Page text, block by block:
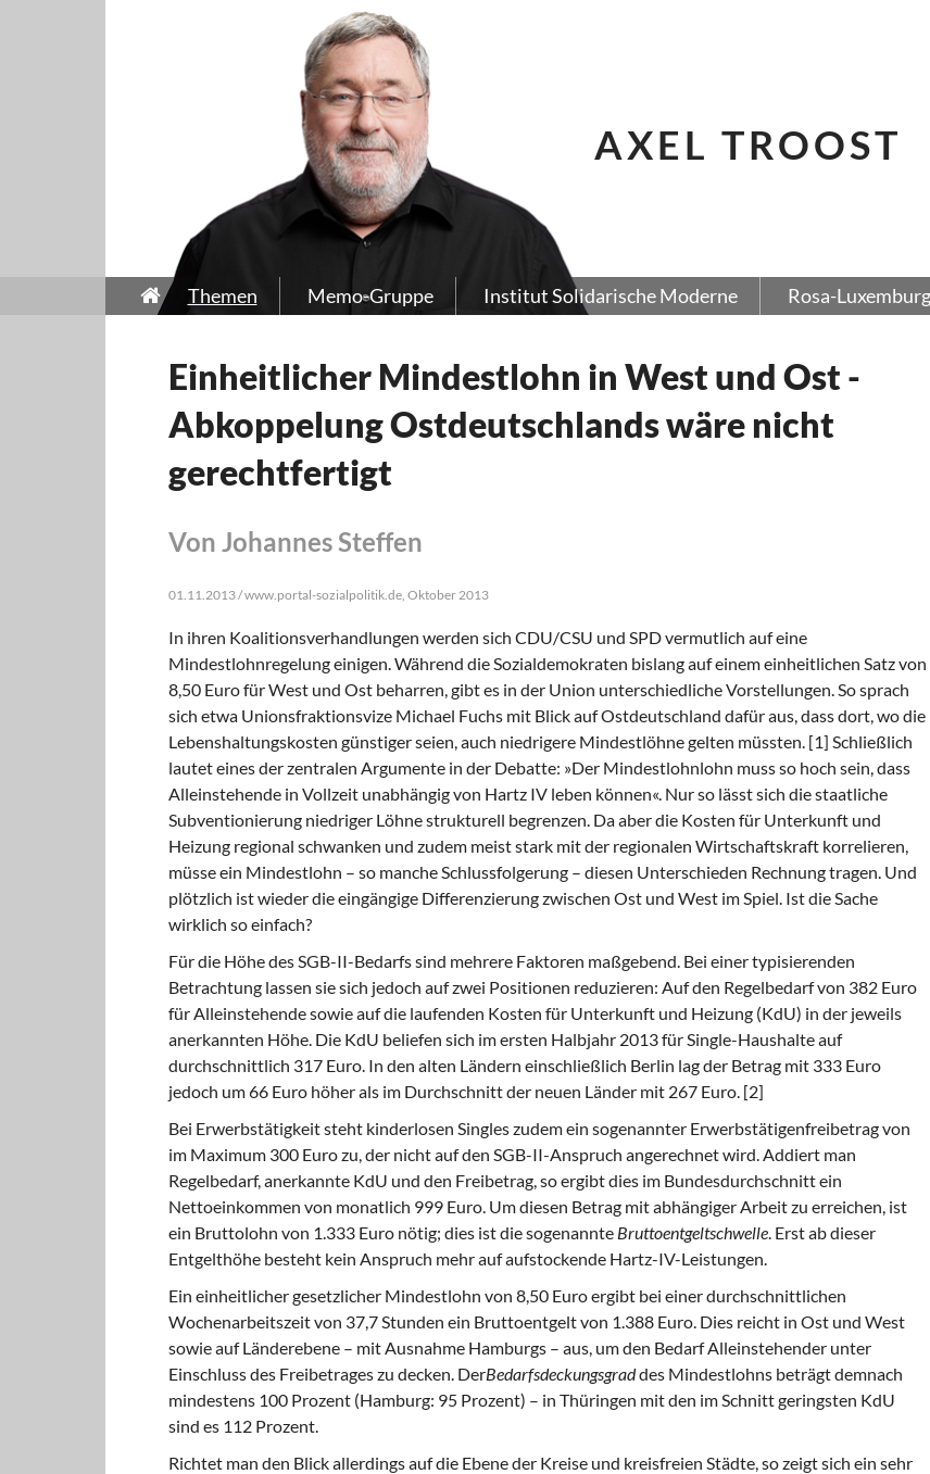
AXEL TROOST
Themen Memo-Gruppe Institut Solidarische Moderne Rosa-
Einheitlicher Mindestlohn in West und Ost -
Abkoppelung Ostdeutschlands wäre nicht
gerechtfertigt
Von Johannes Steffen
01.11.2013 / www.portal-sozialpolitik.de, Oktober 2013
In ihren Koalitionsverhandlungen werden sich CDU/CSU und SPD vermutlich auf eine
Mindestlohnregelung einigen. Während die Sozialdemokraten bislang auf einem einheitlichen Satz von
8,50 Euro für West und Ost beharren, gibt es in der Union unterschiedliche Vorstellungen. So sprach
sich etwa Unionsfraktionsvize Michael Fuchs mit Blick auf Ostdeutschland dafür aus, dass dort, wo die
Lebenshaltungskosten günstiger seien, auch niedrigere Mindestlöhne gelten müssten. [1] Schließlich
lautet eines der zentralen Argumente in der Debatte: »Der Mindestlohnlohn muss so hoch sein, dass
Alleinstehende in Vollzeit unabhängig von Hartz IV leben können«. Nur so lässt sich die staatliche
Subventionierung niedriger Löhne strukturell begrenzen. Da aber die Kosten für Unterkunft und
Heizung regional schwanken und zudem meist stark mit der regionalen Wirtschaftskraft korrelieren,
müsse ein Mindestlohn – so manche Schlussfolgerung – diesen Unterschieden Rechnung tragen. Und
plötzlich ist wieder die eingängige Differenzierung zwischen Ost und West im Spiel. Ist die Sache
wirklich so einfach?
Für die Höhe des SGB-II-Bedarfs sind mehrere Faktoren maßgebend. Bei einer typisierenden
Betrachtung lassen sie sich jedoch auf zwei Positionen reduzieren: Auf den Regelbedarf von 382 Euro
für Alleinstehende sowie auf die laufenden Kosten für Unterkunft und Heizung (KdU) in der jeweils
anerkannten Höhe. Die KdU beliefen sich im ersten Halbjahr 2013 für Single-Haushalte auf
durchschnittlich 317 Euro. In den alten Ländern einschließlich Berlin lag der Betrag mit 333 Euro
jedoch um 66 Euro höher als im Durchschnitt der neuen Länder mit 267 Euro. [2]
Bei Erwerbstätigkeit steht kinderlosen Singles zudem ein sogenannter Erwerbstätigenfreibetrag von
im Maximum 300 Euro zu, der nicht auf den SGB-II-Anspruch angerechnet wird. Addiert man
Regelbedarf, anerkannte KdU und den Freibetrag, so ergibt dies im Bundesdurchschnitt ein
Nettoeinkommen von monatlich 999 Euro. Um diesen Betrag mit abhängiger Arbeit zu erreichen, ist
ein Bruttolohn von 1.333 Euro nötig; dies ist die sogenannte Bruttoentgeltschwelle. Erst ab dieser
Entgelthöhe besteht kein Anspruch mehr auf aufstockende Hartz-IV-Leistungen.
Ein einheitlicher gesetzlicher Mindestlohn von 8,50 Euro ergibt bei einer durchschnittlichen
Wochenarbeitszeit von 37,7 Stunden ein Bruttoentgelt von 1.388 Euro. Dies reicht in Ost und West
sowie auf Länderebene – mit Ausnahme Hamburgs – aus, um den Bedarf Alleinstehender unter
Einschluss des Freibetrages zu decken. DerBedarfsdeckungsgraddes Mindestlohns beträgt demnach
mindestens 100 Prozent (Hamburg: 95 Prozent) – in Thüringen mit den im Schnitt geringsten KdU
sind es 112 Prozent.
Richtet man den Blick allerdings auf die Ebene der Kreise und kreisfreien Städte, so zeigt sich ein sehr